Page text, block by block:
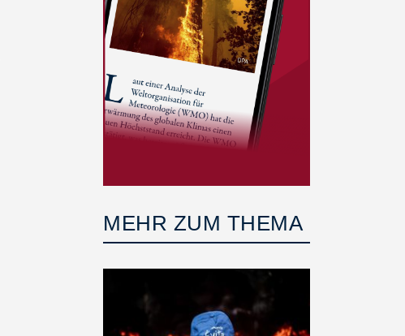
MEHR ZUM THEMA